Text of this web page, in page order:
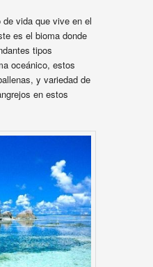
vida que vive en el
es el bioma donde
tipos
oceánico, estos
y variedad de
en estos